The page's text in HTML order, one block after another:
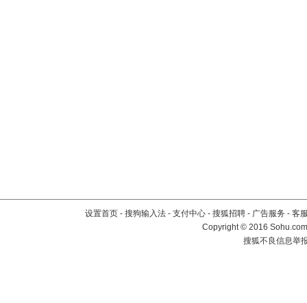
设置首页 - 搜狗输入法 - 支付中心 - 搜狐招聘 - 广告服务 - 客
Copyright©2016
搜狐不良信息举